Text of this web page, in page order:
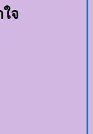
จ